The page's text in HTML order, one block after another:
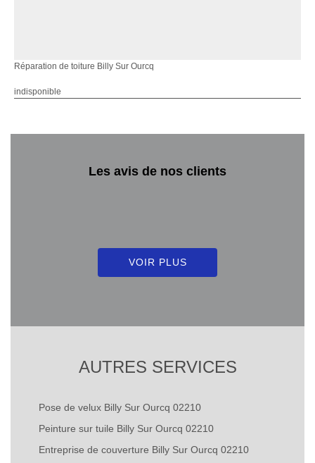
Réparation de toiture Billy Sur Ourcq
indisponible
Les avis de nos clients
VOIR PLUS
AUTRES SERVICES
Pose de velux Billy Sur Ourcq 02210
Peinture sur tuile Billy Sur Ourcq 02210
Entreprise de couverture Billy Sur Ourcq 02210